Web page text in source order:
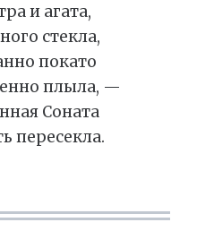
и агата,
стекла,
покато
плыла, —
Соната
пересекла.